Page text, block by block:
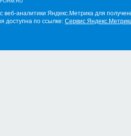
веб-аналитики Яндекс.Метрика для
доступна по ссылке: Сервис